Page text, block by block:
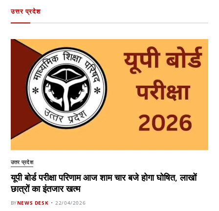
उत्तर प्रदेश
उत्तर प्रदेश
यूपी बोर्ड परीक्षा परिणाम आज शाम चार बजे होगा घोषित, लाखों
छात्रों का इंतजार खत्म
BYNEWS DESK 22/04/2026